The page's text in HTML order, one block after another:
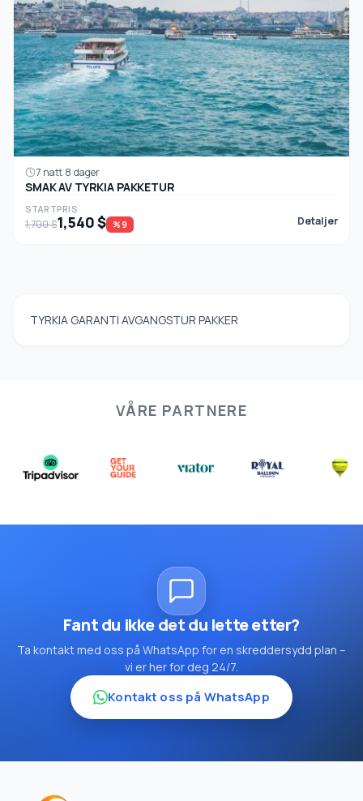
7 natt 8 dager
SMAK AV TYRKIA PAKKETUR
STARTPRIS
1,700 $1,540 $ %9 Detaljer
TYRKIA GARANTI AVGANGSTUR PAKKER
VÅRE PARTNERE
Fant du ikke det du lette etter?
Ta kontakt med oss på WhatsApp for en skreddersydd plan –
vi er her for deg 24/7.
Kontakt oss på WhatsApp